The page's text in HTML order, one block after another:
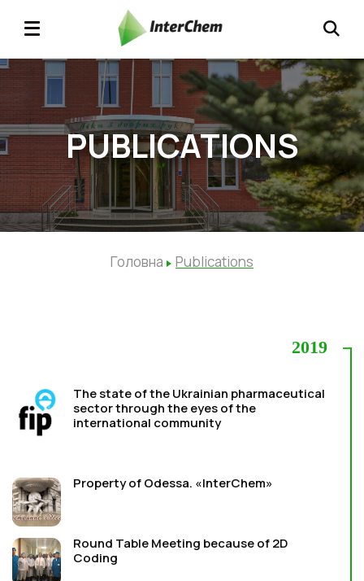
PUBLICATIONS
Головна Publications
2019
The state of the Ukrainian pharmaceutical
sector through the eyes of the
international community
Property of Odessa. «InterChem»
Round Table Meeting because of 2D
Coding